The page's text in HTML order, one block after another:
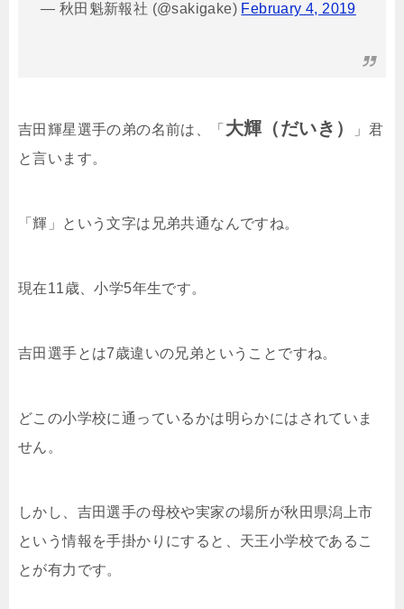
— 秋田魁新報社 (@sakigake) February 4, 2019
吉田輝星選手の弟の名前は、「 大輝（だいき）
」君
と言います。
「輝」という文字は兄弟共通なんですね。
現在11歳、小学5年生です。
吉田選手とは7歳違いの兄弟ということですね。
どこの小学校に通っているかは明らかにはされていま
せん。
しかし、吉田選手の母校や実家の場所が秋田県潟上市
という情報を手掛かりにすると、天王小学校であるこ
とが有力です。